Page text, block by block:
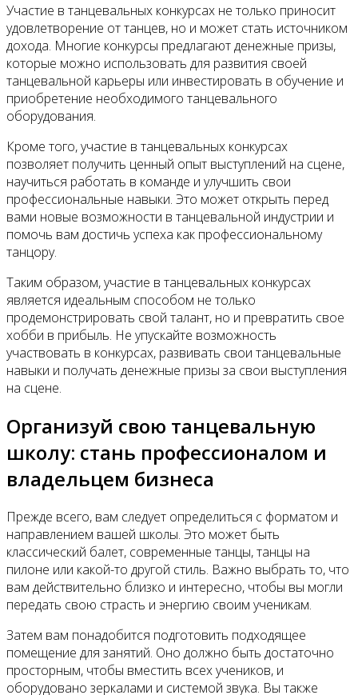
Участие в танцевальных конкурсах не только приносит
удовлетворение от танцев, но и может стать источником
дохода. Многие конкурсы предлагают денежные призы,
которые можно использовать для развития своей
танцевальной карьеры или инвестировать в обучение и
приобретение необходимого танцевального
оборудования.
Кроме того, участие в танцевальных конкурсах
позволяет получить ценный опыт выступлений на сцене,
научиться работать в команде и улучшить свои
профессиональные навыки. Это может открыть перед
вами новые возможности в танцевальной индустрии и
помочь вам достичь успеха как профессиональному
танцору.
Таким образом, участие в танцевальных конкурсах
является идеальным способом не только
продемонстрировать свой талант, но и превратить свое
хобби в прибыль. Не упускайте возможность
участвовать в конкурсах, развивать свои танцевальные
навыки и получать денежные призы за свои выступления
на сцене.
Организуй свою танцевальную
школу: стань профессионалом и
владельцем бизнеса
Прежде всего, вам следует определиться с форматом и
направлением вашей школы. Это может быть
классический балет, современные танцы, танцы на
пилоне или какой-то другой стиль. Важно выбрать то, что
вам действительно близко и интересно, чтобы вы могли
передать свою страсть и энергию своим ученикам.
Затем вам понадобится подготовить подходящее
помещение для занятий. Оно должно быть достаточно
просторным, чтобы вместить всех учеников, и
оборудовано зеркалами и системой звука. Вы также